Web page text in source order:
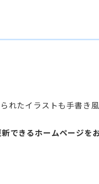
れたイラストも手書き
できるホームページを